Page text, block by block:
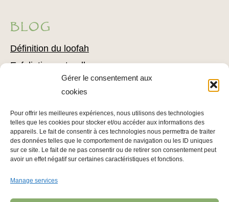
Gérer le consentement aux
cookies
Pour offrir les meilleures expériences, nous utilisons des technologies
telles que les cookies pour stocker et/ou accéder aux informations des
appareils. Le fait de consentir à ces technologies nous permettra de traiter
des données telles que le comportement de navigation ou les ID uniques
sur ce site. Le fait de ne pas consentir ou de retirer son consentement peut
avoir un effet négatif sur certaines caractéristiques et fonctions.
Manage services
BLOG
Définition du loofah
Exfoliation naturelle
Comment utiliser du loofah
Conseils pour l’épilation
Conseils pour soigner votre épiderme
INFOS LÉGALES
Mentions légales